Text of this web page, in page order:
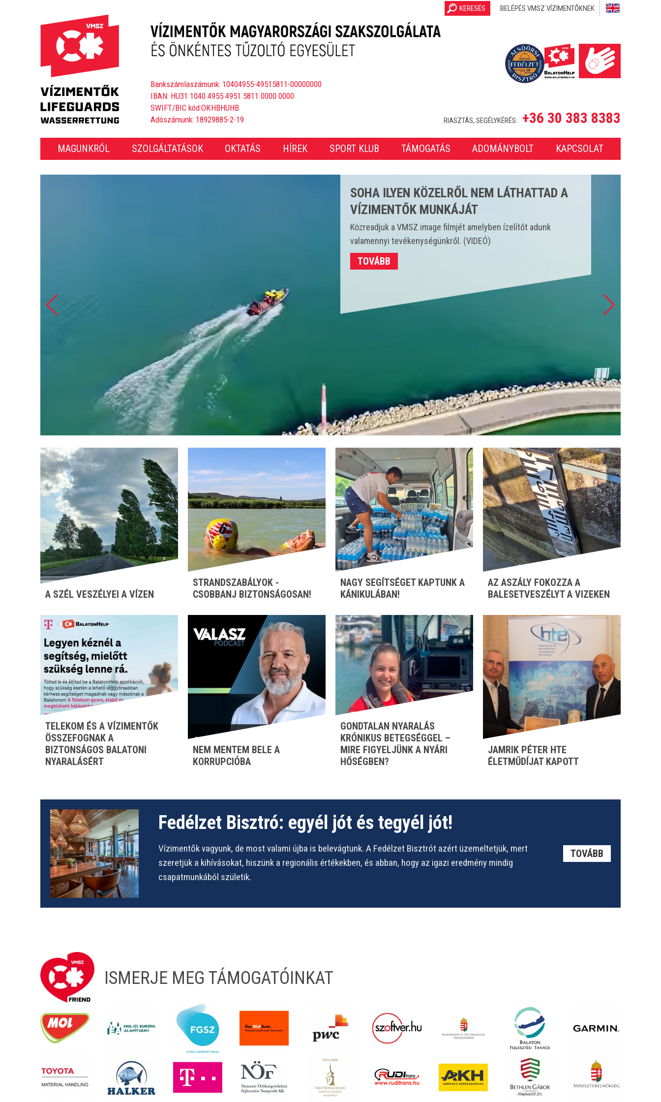
Bankszámlaszámunk: 10404955-49515811-00000000
IBAN: HU31 1040 4955 4951 5811 0000 0000
SWIFT/BIC kód:OKHBHUHB
Adószámunk: 18929885-2-19
KERESÉS BELÉPÉS VMSZ VÍZIMENTŐKNEK
RIASZTÁS, SEGÉLYKÉRÉS: +36 30 383 8383
MAGUNKRÓL SZOLGÁLTATÁSOK OKTATÁS HÍREK SPORT KLUB TÁMOGATÁS ADOMÁNYBOLT KAPCSOLAT
CSAKNEM 4000 ESETET LÁTTUNK EL A 2025-
ÖS STRANDSZEZONBAN
Idén 450 vízmentő kollégánk állt szolgálatba és csak a
strandokon összesen 3702 esetet látott el. (VIDEÓ)
TOVÁBB
A SZÉL VESZÉLYEI A VÍZEN
STRANDSZABÁLYOK -
CSOBBANJ BIZTONSÁGOSAN!
NAGY SEGÍTSÉGET KAPTUNK A
KÁNIKULÁBAN!
AZ ASZÁLY FOKOZZA A
BALESETVESZÉLYT A VIZEKEN
TELEKOM ÉS A VÍZIMENTŐK
ÖSSZEFOGNAK A
BIZTONSÁGOS BALATONI
NYARALÁSÉRT
NEM MENTEM BELE A
KORRUPCIÓBA
GONDTALAN NYARALÁS
KRÓNIKUS BETEGSÉGGEL –
MIRE FIGYELJÜNK A NYÁRI
HŐSÉGBEN?
JAMRIK PÉTER HTE
ÉLETMŰDÍJAT KAPOTT
Fedélzet Bisztró: egyél jót és tegyél jót!
Vízimentők vagyunk, de most valami újba is belevágtunk. A Fedélzet Bisztrót azért üzemeltetjük, mert
szeretjük a kihívásokat, hiszünk a regionális értékekben, és abban, hogy az igazi eredmény mindig
csapatmunkából születik.
TOVÁBB
ISMERJE MEG TÁMOGATÓINKAT